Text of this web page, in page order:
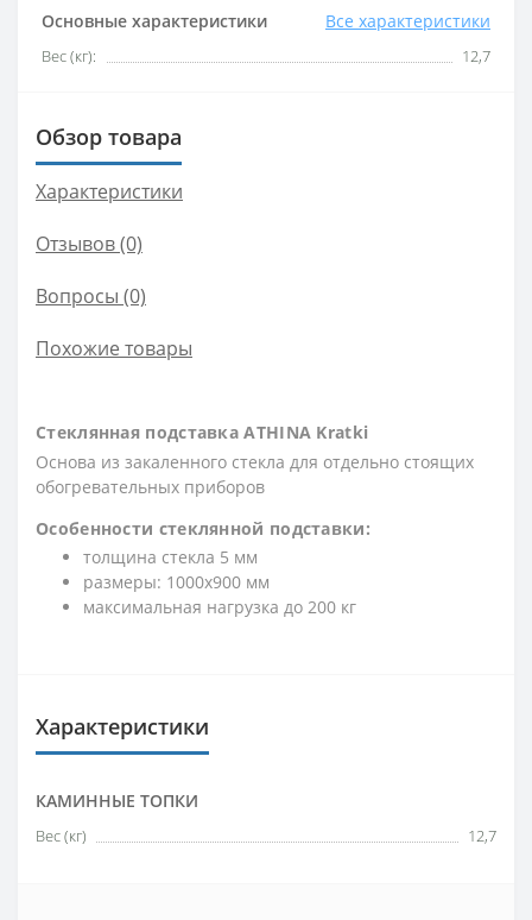
Основные характеристики Все характеристики
Вес (кг): 12,7
Обзор товара
Характеристики
Отзывов (0)
Вопросы (0)
Похожие товары
Стеклянная подставка ATHINA Kratki
Основа из закаленного стекла для отдельно стоящих
обогревательных приборов
Особенности стеклянной подставки:
толщина стекла 5 мм
размеры: 1000x900 мм
максимальная нагрузка до 200 кг
Характеристики
КАМИННЫЕ ТОПКИ
Вес (кг) 12,7